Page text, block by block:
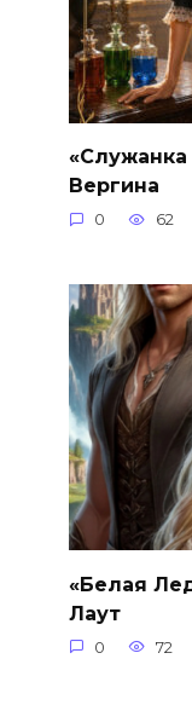
Вергина
0 62
«Белая
Лаут
0 72